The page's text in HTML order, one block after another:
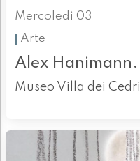
Mercoledì 03
Arte
Alex
Museo Villa dei Cedri